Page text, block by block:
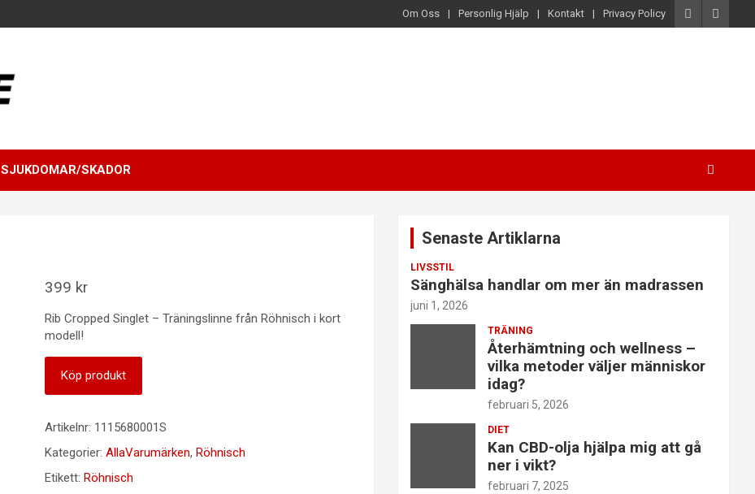
Om Oss Personlig Hjälp Kontakt Privacy Policy
SJUKDOMAR/SKADOR
399 kr
Rib Cropped Singlet – Träningslinne från Röhnisch i kort
modell!
Köp produkt
Artikelnr: 1115680001S
Kategorier: AllaVarumärken, Röhnisch
Etikett: Röhnisch
Senaste Artiklarna
LIVSSTIL
Sänghälsa handlar om mer än madrassen
juni 1, 2026
TRÄNING
Återhämtning och wellness –
vilka metoder väljer människor
idag?
februari 5, 2026
DIET
Kan CBD-olja hjälpa mig att gå
ner i vikt?
februari 7, 2025